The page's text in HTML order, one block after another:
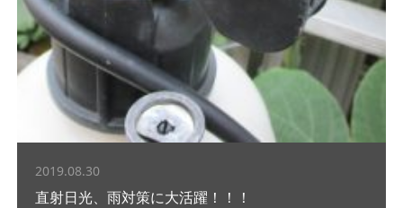
2019.08.30
直射日光、雨対策に大活躍！！！